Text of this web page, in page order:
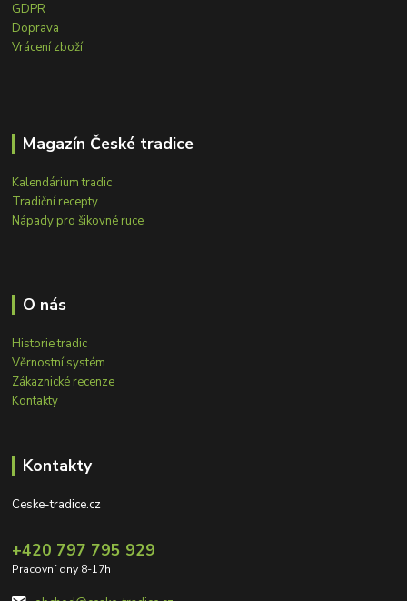
GDPR
Doprava
Vrácení zboží
Magazín České tradice
Kalendárium tradic
Tradiční recepty
Nápady pro šikovné ruce
O nás
Historie tradic
Věrnostní systém
Zákaznické recenze
Kontakty
Kontakty
Ceske-tradice.cz
+420 797 795 929
Pracovní dny 8-17h